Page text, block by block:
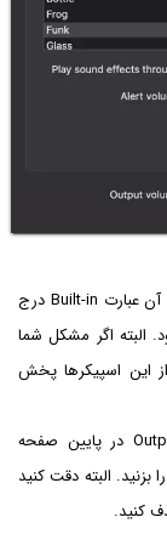
روی گزینه‌ی مربوط به اسپیکر داخلی دیوایس که روبروی آن عبارت Built-in درج
البته اگر مشکل شما
این اسپیکرها پخش
برای تنظیم کردن بلندی صدا، از اسلایدر Output Volume در پایین صفحه
استفاده کنید و برای قطع کردن صدا، تیک گزینه‌ی Mute را بزنید. البته دقت کنید
کنید.